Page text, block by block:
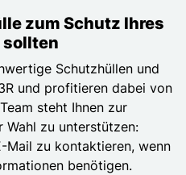
zum Schutz Ihres
sollten
Schutzhüllen und
und profitieren dabei von
steht Ihnen zur
Wahl zu unterstützen:
Mail zu kontaktieren, wenn
benötigen.